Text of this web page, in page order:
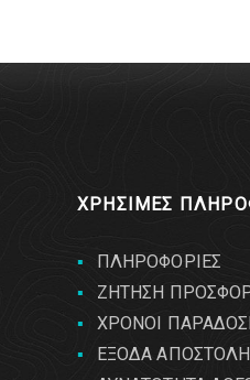
ΧΡΗΣΙΜΕΣ
ΠΛΗΡΟΦΟΡΙΕΣ
ΖΗΤΗΣΗ
ΧΡΟΝΟΙ
ΕΞΟΔΑ